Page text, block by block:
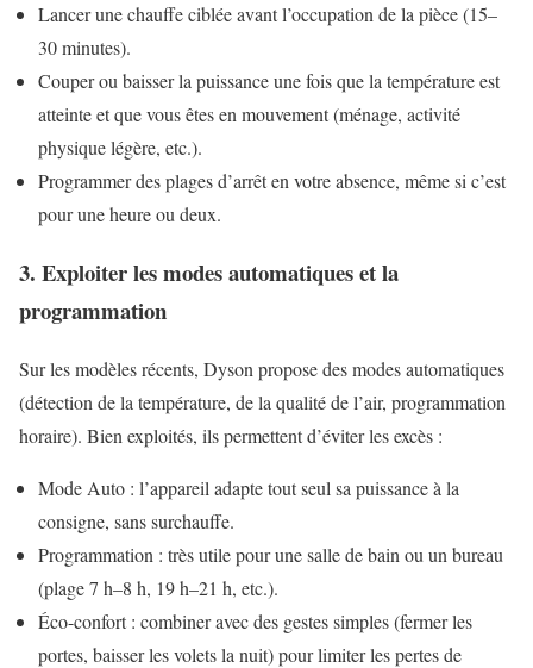
Lancer une chauffe ciblée avant l’occupation de la pièce (15–
30 minutes).
Couper ou baisser la puissance une fois que la température est
atteinte et que vous êtes en mouvement (ménage, activité
physique légère, etc.).
Programmer des plages d’arrêt en votre absence, même si c’est
pour une heure ou deux.
3. Exploiter les modes automatiques et la
programmation
Sur les modèles récents, Dyson propose des modes automatiques
(détection de la température, de la qualité de l’air, programmation
horaire). Bien exploités, ils permettent d’éviter les excès :
Mode Auto : l’appareil adapte tout seul sa puissance à la
consigne, sans surchauffe.
Programmation : très utile pour une salle de bain ou un bureau
(plage 7 h–8 h, 19 h–21 h, etc.).
Éco-confort : combiner avec des gestes simples (fermer les
portes, baisser les volets la nuit) pour limiter les pertes de